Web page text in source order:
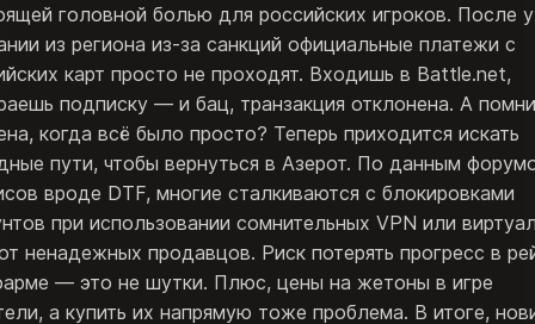
головной болью для российских игроков. После
из региона из-за санкций официальные платежи с
карт просто не проходят. Входишь в Battle.net,
подписку — и бац, транзакция отклонена. А
когда всё было просто? Теперь приходится искать
пути, чтобы вернуться в Азерот. По данным
вроде DTF, многие сталкиваются с блокировками
при использовании сомнительных VPN или
ненадежных продавцов. Риск потерять прогресс в
— это не шутки. Плюс, цены на жетоны в игре
а купить их напрямую тоже проблема. В итоге,